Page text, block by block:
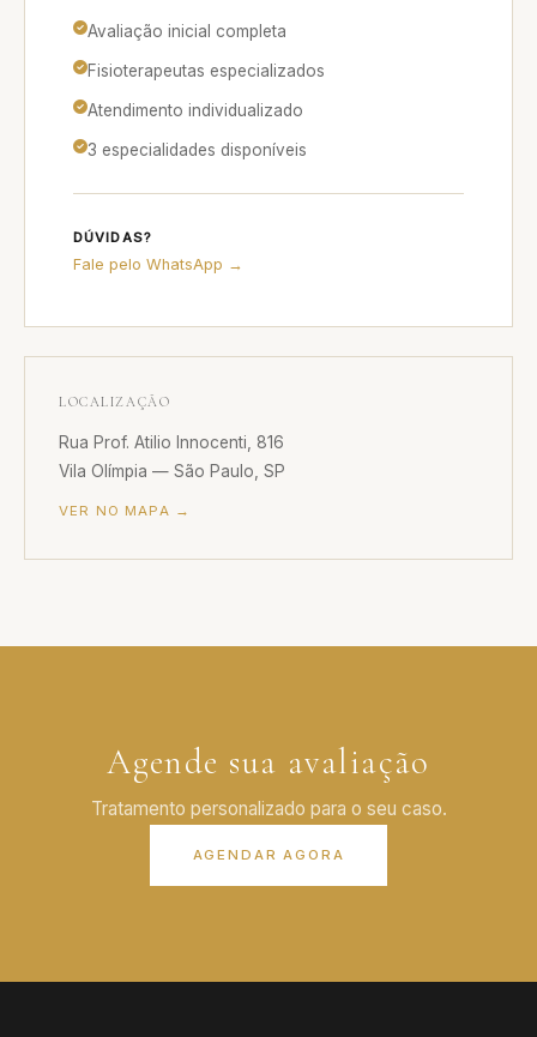
Avaliação inicial completa
Fisioterapeutas especializados
Atendimento individualizado
3 especialidades disponíveis
DÚVIDAS?
Fale pelo WhatsApp →
LOCALIZAÇÃO
Rua Prof. Atilio Innocenti, 816
Vila Olímpia — São Paulo, SP
VER NO MAPA →
Agende sua avaliação
Tratamento personalizado para o seu caso.
AGENDAR AGORA